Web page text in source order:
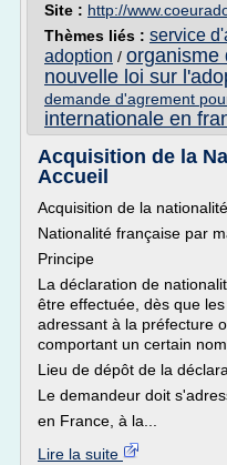
Site : http://
Thèmes liés : service
adoption / organisme
nouvelle loi sur
demande d'agrement
internationale en
Acquisition de la
Accueil
Acquisition de la
Nationalité française par
Principe
La déclaration de
être effectuée, dès que
adressant à la préfecture
comportant un certain
Lieu de dépôt de la
Le demandeur doit
en France, à la...
Lire la suite